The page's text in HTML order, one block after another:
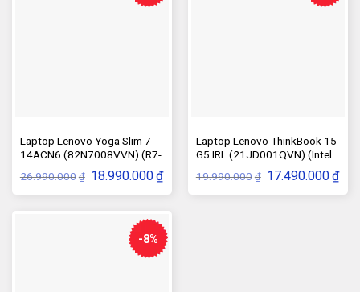
Laptop Lenovo Yoga Slim 7
14ACN6 (82N7008VVN) (R7-
5800U, 8GB, SSD 512GB)
26.990.000 ₫ Giá
gốc
là:
18.990.000₫Giá
hiện
tại
Laptop Lenovo ThinkBook 15
G5 IRL (21JD001QVN) (Intel
Core i5-1335U, Ram 8GB, SSD
512GB)
19.990.000 ₫ Giá
gốc
là:
17.490.000₫Giá
hiện
tại
-8%